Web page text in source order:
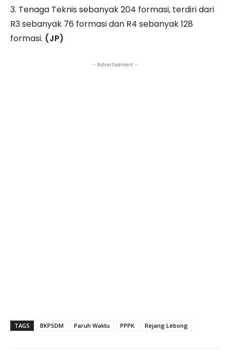
3. Tenaga Teknis sebanyak 204 formasi, terdiri dari
R3 sebanyak 76 formasi dan R4 sebanyak 128
formasi. (JP)
- Advertisement -
TAGS BKPSDM Paruh Waktu PPPK Rejang Lebong